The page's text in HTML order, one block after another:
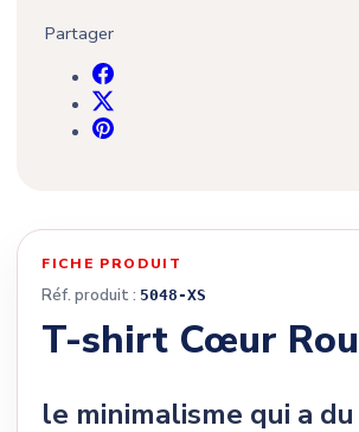
Partager
FICHE PRODUIT
Réf. produit : 5048-XS
T-shirt Cœur
le minimalisme qui a